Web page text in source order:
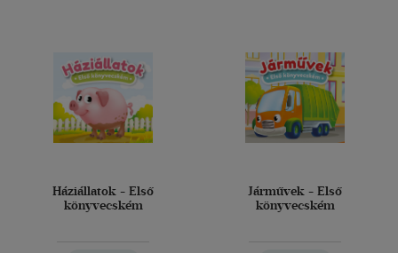
Háziállatok - Első
könyvecském
Járművek - Első
könyvecském